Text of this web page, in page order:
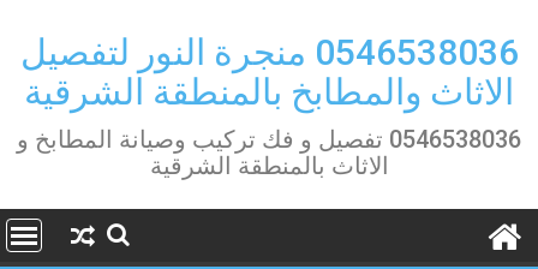
content
0546538036 منجرة النور لتفصيل
الاثاث والمطابخ بالمنطقة الشرقية
0546538036 تفصيل و فك تركيب وصيانة المطابخ و
الاثاث بالمنطقة الشرقية